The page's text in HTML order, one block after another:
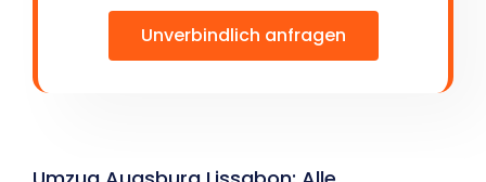
Unverbindlich anfragen